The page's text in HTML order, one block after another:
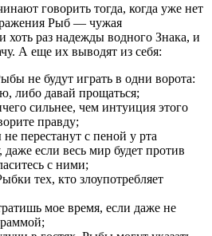
говорить тогда, когда уже нет
Рыб — чужая
хоть раз надежды водного Знака, и
А еще их выводят из себя:
не будут играть в одни ворота:
либо давай прощаться;
сильнее, чем интуиция этого
правду;
перестанут с пеной у рта
даже если весь мир будет против
с ними;
тех, кто злоупотребляет
мое время, если даже не